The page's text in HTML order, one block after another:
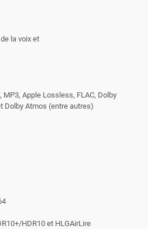
la voix et
MP3, Apple Lossless, FLAC, Dolby
Dolby Atmos (entre autres)
HDR10 et HLGAirLire